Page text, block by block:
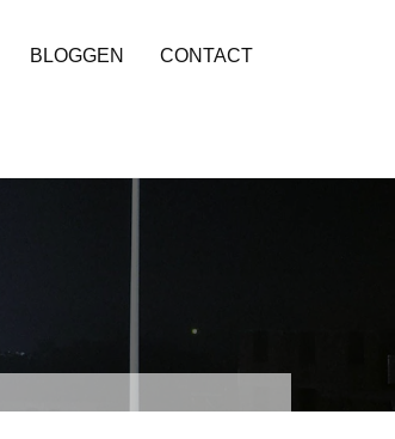
BLOGGEN CONTACT